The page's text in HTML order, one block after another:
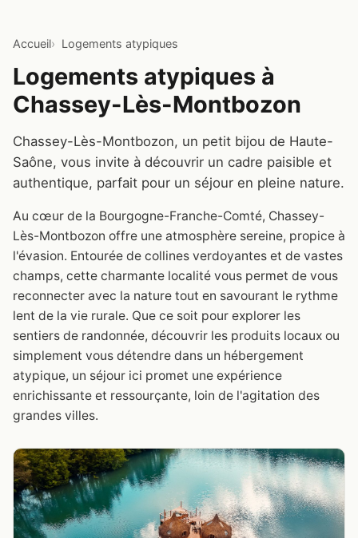
Accueil Logements atypiques
Logements atypiques à
Chassey-Lès-Montbozon
Chassey-Lès-Montbozon, un petit bijou de Haute-
Saône, vous invite à découvrir un cadre paisible et
authentique, parfait pour un séjour en pleine nature.
Au cœur de la Bourgogne-Franche-Comté, Chassey-
Lès-Montbozon offre une atmosphère sereine, propice à
l'évasion. Entourée de collines verdoyantes et de vastes
champs, cette charmante localité vous permet de vous
reconnecter avec la nature tout en savourant le rythme
lent de la vie rurale. Que ce soit pour explorer les
sentiers de randonnée, découvrir les produits locaux ou
simplement vous détendre dans un hébergement
atypique, un séjour ici promet une expérience
enrichissante et ressourçante, loin de l'agitation des
grandes villes.